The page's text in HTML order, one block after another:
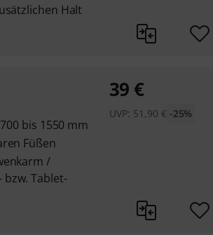
Halt
bis 1550 mm
Füßen
/
Tablet-
39 €
UVP: 51,90 € -25%